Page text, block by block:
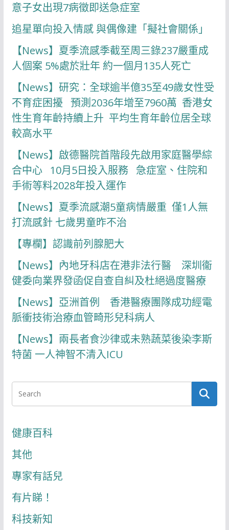
意子女出現7病徵即送急症室
追星單向投入情感 與偶像建「擬社會關係」
【News】夏季流感季截至周三錄237嚴重成
人個案 5%處於壯年 約一個月135人死亡
【News】研究：全球逾半億35至49歲女性受
不育症困擾 預測2036年增至7960萬 香港女
性生育年齡持續上升 平均生育年齡位居全球
較高水平
【News】啟德醫院首階段先啟用家庭醫學綜
合中心 10月5日投入服務 急症室、住院和
手術等料2028年投入運作
【News】夏季流感潮5童病情嚴重 僅1人無
打流感針 七歲男童昨不治
【專欄】認識前列腺肥大
【News】內地牙科店在港非法行醫 深圳衞
健委向業界發函促自查自糾及杜絕過度醫療
【News】亞洲首例 香港醫療團隊成功經電
脈衝技術治療血管畸形兒科病人
【News】兩長者食沙律或未熟蔬菜後染李斯
特菌 一人神智不清入ICU
健康百科
其他
專家有話兒
有片睇！
科技新知